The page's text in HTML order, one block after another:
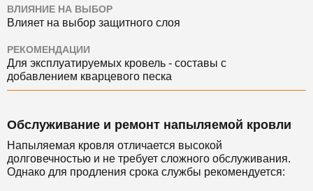
ВЛИЯНИЕ НА ВЫБОР
Влияет на выбор защитного слоя
РЕКОМЕНДАЦИИ
Для эксплуатируемых кровель - составы с
добавлением кварцевого песка
Обслуживание и ремонт напыляемой кровли
Напыляемая кровля отличается высокой
долговечностью и не требует сложного обслуживания.
Однако для продления срока службы рекомендуется: